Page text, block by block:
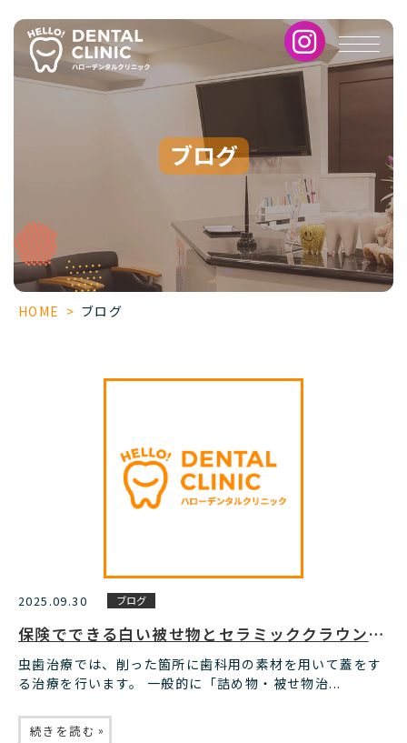
ブ
ロ
グ
ブログ
HOME > ブログ
2025.09.30 ブログ
保険でできる白い被せ物とセラミッククラウンの違い
虫歯治療では、削った箇所に歯科用の素材を用いて蓋をす
る治療を行います。 一般的に「詰め物・被せ物治...
続きを読む »